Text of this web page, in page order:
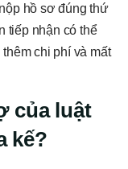
hồ sơ đúng thứ
tiếp nhận có thể
chi phí và mất
của luật
kế?